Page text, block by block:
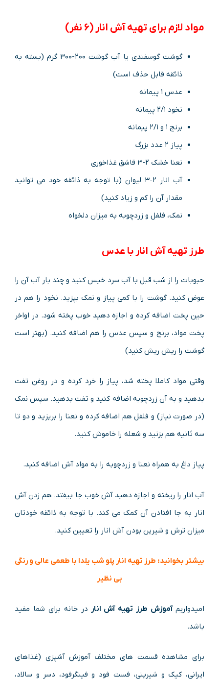
مواد لازم برای تهیه آش انار (۶ نفر)
گوشت گوسفندی یا آب گوشت ۲۰۰-۳۰۰ گرم (بسته به
ذائقه قابل حذف است)
عدس ۱ پیمانه
نخود ۲/۱ پیمانه
برنج ۱ و ۲/۱ پیمانه
پیاز ۲ عدد بزرگ
نعنا خشک ۲-۳ قاشق غذاخوری
آب انار ۲-۳ لیوان (با توجه به ذائقه خود می توانید
مقدار آن را کم و زیاد کنید)
نمک، فلفل و زردچوبه به میزان دلخواه
طرز تهیه آش انار با عدس
حبوبات را از شب قبل با آب سرد خیس کنید و چند بار آب آن را
عوض کنید. گوشت را با کمی پیاز و نمک بپزید. نخود را هم در
حین پخت اضافه کرده و اجازه دهید خوب پخته شود. در اواخر
پخت مواد، برنج و سپس عدس را هم اضافه کنید. (بهتر است
گوشت را ریش ریش کنید)
وقتی مواد کاملا پخته شد، پیاز را خرد کرده و در روغن تفت
بدهید و به آن زردچوبه اضافه کنید و تفت بدهید. سپس نمک
(در صورت نیاز) و فلفل هم اضافه کرده و نعنا را بریزید و دو تا
سه ثانیه هم بزنید و شعله را خاموش کنید.
پیاز داغ به همراه نعنا و زردچوبه را به مواد آش اضافه کنید.
آب انار را ریخته و اجازه دهید آش خوب جا بیفتد. هم زدن آش
انار به جا افتادن آن کمک می کند. با توجه به ذائقه خودتان
میزان ترش و شیرین بودن آش انار را تعیین کنید.
بیشتر بخوانید: طرز تهیه انار پلو شب یلدا با طعمی عالی و رنگی
بی نظیر
امیدواریمآموزش طرز تهیه آش انار در خانه برای شما مفید
باشد.
برای مشاهده قسمت های مختلف آموزش آشپزی (غذاهای
ایرانی، کیک و شیرینی، فست فود و فینگرفود، دسر و سالاد،